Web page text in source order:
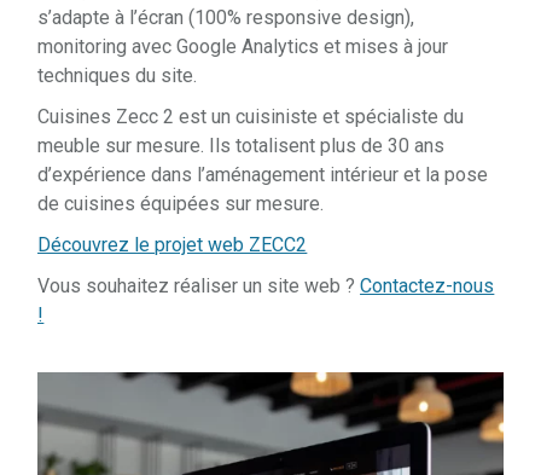
s’adapte à l’écran (100% responsive design),
monitoring avec Google Analytics et mises à jour
techniques du site.
Cuisines Zecc 2 est un cuisiniste et spécialiste du
meuble sur mesure. Ils totalisent plus de 30 ans
d’expérience dans l’aménagement intérieur et la pose
de cuisines équipées sur mesure.
Découvrez le projet web ZECC2
Vous souhaitez réaliser un site web ?Contactez-nous
!